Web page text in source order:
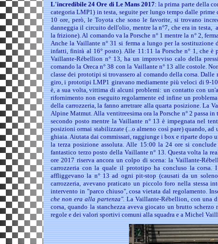
L'incredibile 24 Ore di Le Mans 2017: la prima parte della
categoria LMP1) in testa, seguite per lungo tempo dalle
10 ore, però, le Toyota che sono le favorite, si trovano
danneggia il circuito dell'olio, mentre la n°7, che era in testa,
la frizione). Al comando va la Porsche n° 1 mentre la n° 2,
Anche la Vaillante n° 31 si ferma a lungo per la
infatti, finirà al 16° posto). Alle 11:11 la Porsche n° 1, che è
Vaillante-Rébellion n° 13, ha un improvviso calo della
comando la Oreca n° 38 con la Vaillante n° 13 alle costole.
classe dei prototipi si trovassero al comando della corsa.
giro, i prototipi LMP1 giravano mediamente più veloci di 9-
è, a sua volta, vittima di alcuni problemi: un contatto con
rifornimento non eseguito regolarmente ed infine un
della carrozzeria, la fanno arretrare alla quarta posizione. La
Alpine Matmut. Alla ventitreesima ora la Porsche n° 2 passa
secondo posto mentre la Vaillante n° 13 è impegnata nel
posizioni ormai stabilizzate (...o almeno così pare) quando,
ghiaia. Aiutata dai commissari, raggiunge i box e riparte dopo
la terza posizione assoluta. Alle 15:00 la 24 ore si
fantastico terzo posto della Vaillante n° 13. Questa volta la
ore 2017 riserva ancora un colpo di scena: la Vaillante-
carrozzeria con la quale il prototipo ha concluso la
affliggevano la n° 13 ad ogni pit-stop (causati da un
carrozzeria, avevano praticato un piccolo foro nella stessa
intervento in "parco chiuso", cosa vietata dal regolamento.
che non era alla partenza". La Vaillante-Rébellion, con una
corsa, quando la stanchezza aveva giocato un brutto
regole e dei valori sportivi comuni alla squadra e a Michel